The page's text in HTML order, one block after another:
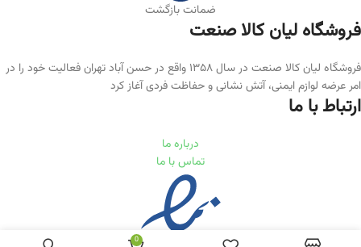
ضمانت بازگشت
فروشگاه لیان‌ کالا صنعت
فروشگاه لیان کالا صنعت در سال ۱۳۵۸ واقع در حسن آباد تهران فعالیت خود را در
امر عرضه لوازم ایمنی، آتش نشانی و حفاظت فردی آغاز کرد
ارتباط با ما
درباره ما
تماس با ما
0